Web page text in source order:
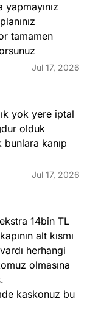
tamamen
Jul 17, 2026
yok yere iptal
olduk
kanıp
Jul 17, 2026
14bin TL
alt kısmı
herhangi
olmasına
kaskonuz bu